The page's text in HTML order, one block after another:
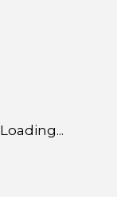
Loading...